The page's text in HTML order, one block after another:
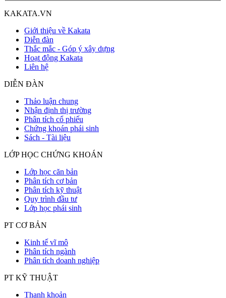
KAKATA.VN
Giới thiệu về Kakata
Diễn đàn
Thắc mắc - Góp ý xây dựng
Hoạt động Kakata
Liên hệ
DIỄN ĐÀN
Thảo luận chung
Nhận định thị trường
Phân tích cổ phiếu
Chứng khoán phái sinh
Sách - Tài liệu
LỚP HỌC CHỨNG KHOÁN
Lớp học căn bản
Phân tích cơ bản
Phân tích kỹ thuật
Quy trình đầu tư
Lớp học phái sinh
PT CƠ BẢN
Kinh tế vĩ mô
Phân tích ngành
Phân tích doanh nghiệp
PT KỸ THUẬT
Thanh khoản